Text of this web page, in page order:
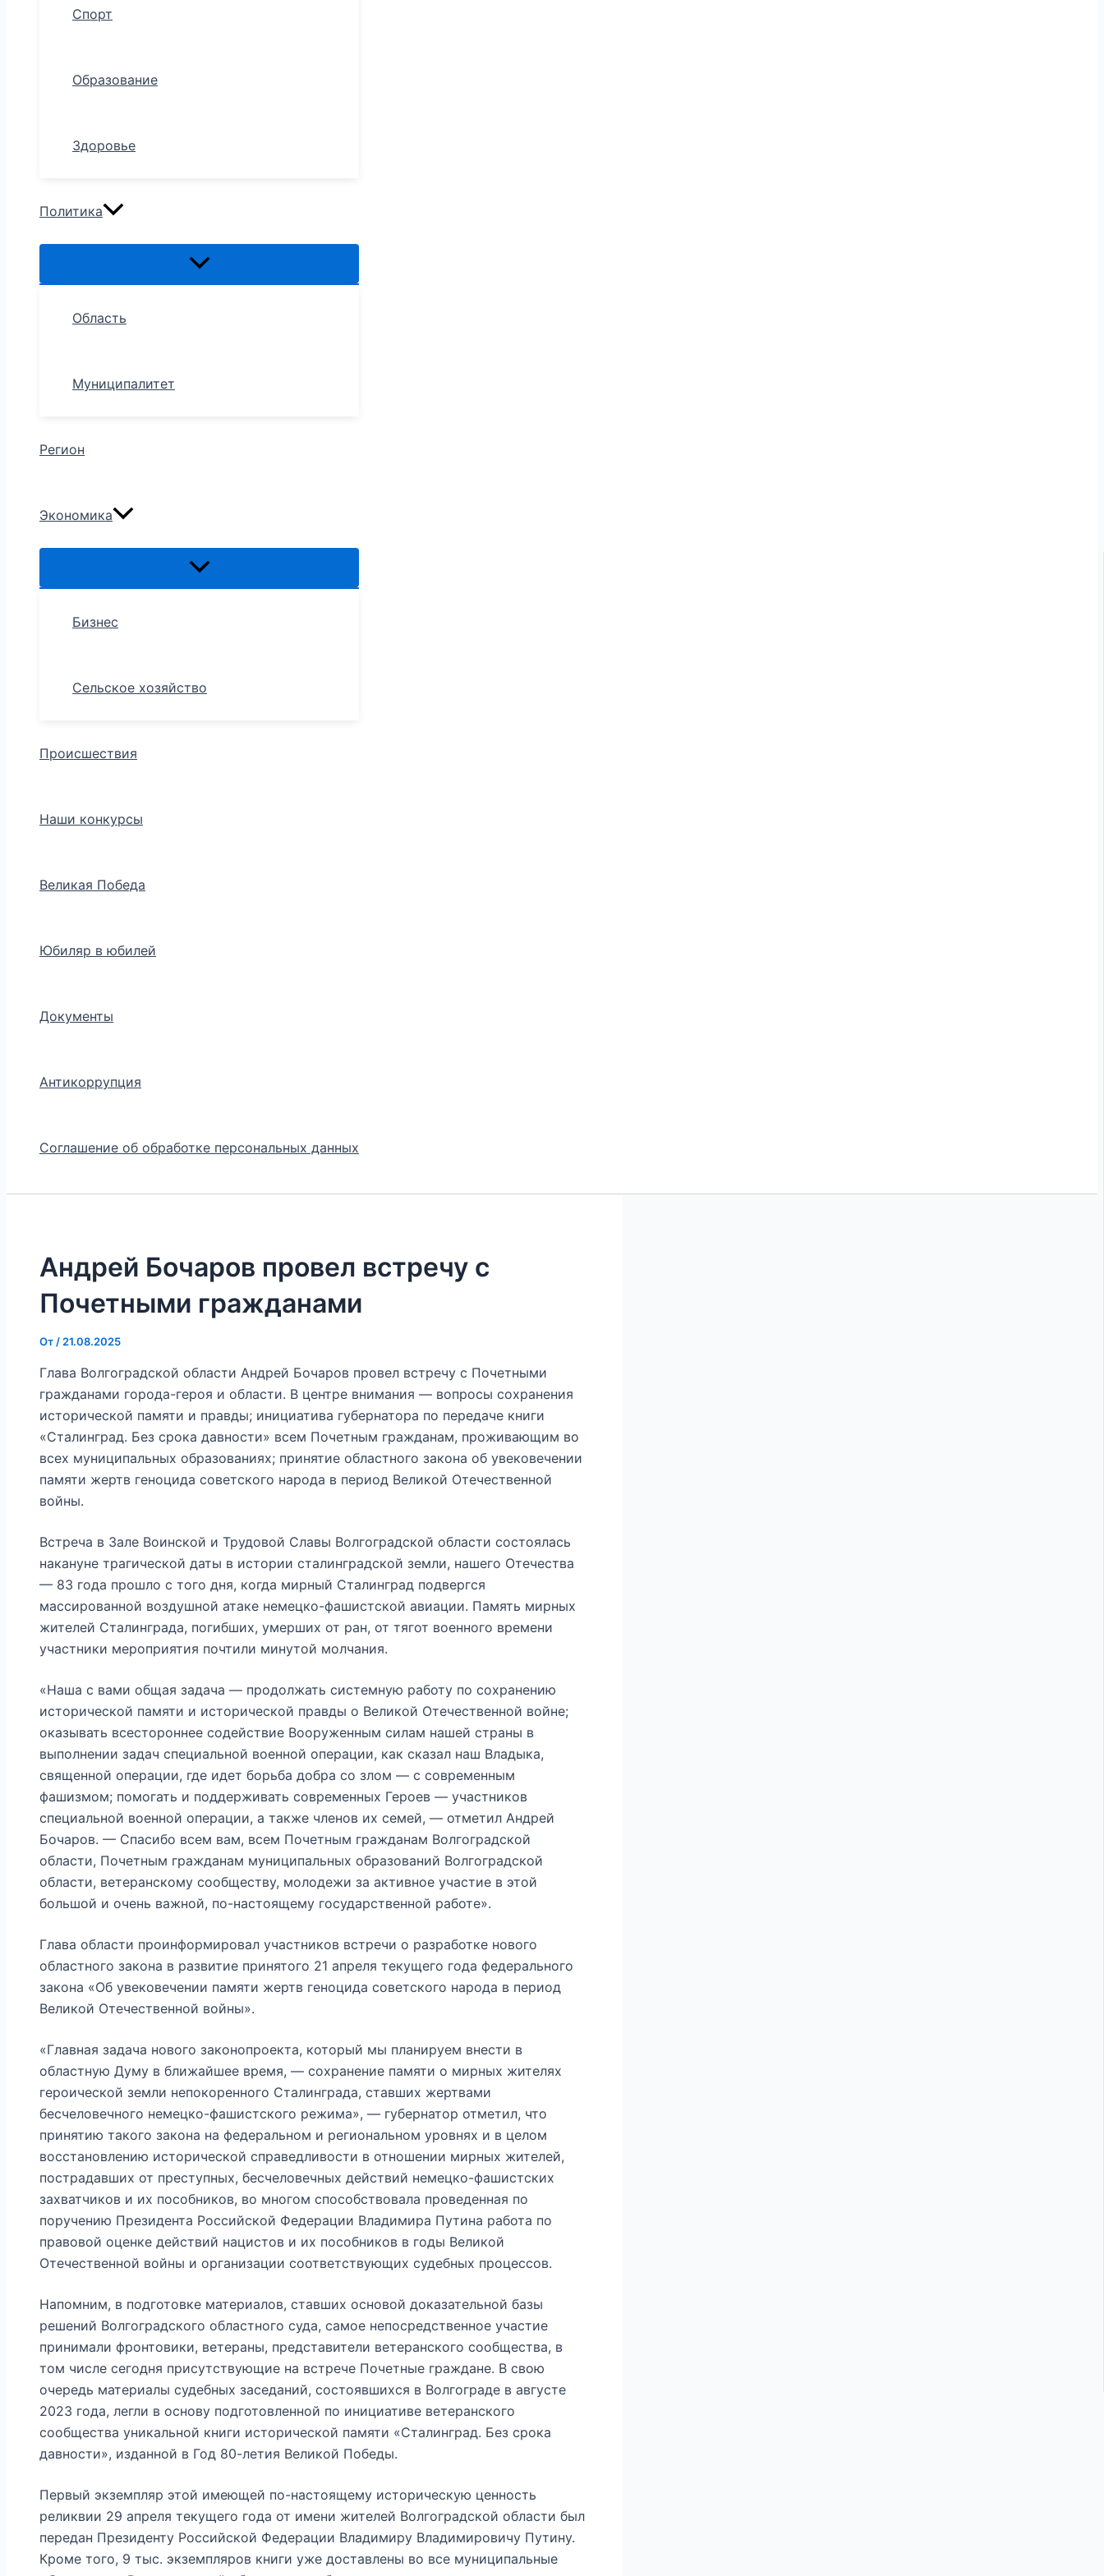
Спорт
Образование
Здоровье
Политика
Область
Муниципалитет
Регион
Экономика
Бизнес
Сельское хозяйство
Происшествия
Наши конкурсы
Великая Победа
Юбиляр в юбилей
Документы
Антикоррупция
Соглашение об обработке персональных данных
Андрей Бочаров провел встречу с
Почетными гражданами
От / 21.08.2025
Глава Волгоградской области Андрей Бочаров провел встречу с Почетными
гражданами города-героя и области. В центре внимания — вопросы сохранения
исторической памяти и правды; инициатива губернатора по передаче книги
«Сталинград. Без срока давности» всем Почетным гражданам, проживающим во
всех муниципальных образованиях; принятие областного закона об увековечении
памяти жертв геноцида советского народа в период Великой Отечественной
войны.
Встреча в Зале Воинской и Трудовой Славы Волгоградской области состоялась
накануне трагической даты в истории сталинградской земли, нашего Отечества
— 83 года прошло с того дня, когда мирный Сталинград подвергся
массированной воздушной атаке немецко-фашистской авиации. Память мирных
жителей Сталинграда, погибших, умерших от ран, от тягот военного времени
участники мероприятия почтили минутой молчания.
«Наша с вами общая задача — продолжать системную работу по сохранению
исторической памяти и исторической правды о Великой Отечественной войне;
оказывать всестороннее содействие Вооруженным силам нашей страны в
выполнении задач специальной военной операции, как сказал наш Владыка,
священной операции, где идет борьба добра со злом — с современным
фашизмом; помогать и поддерживать современных Героев — участников
специальной военной операции, а также членов их семей, — отметил Андрей
Бочаров. — Спасибо всем вам, всем Почетным гражданам Волгоградской
области, Почетным гражданам муниципальных образований Волгоградской
области, ветеранскому сообществу, молодежи за активное участие в этой
большой и очень важной, по-настоящему государственной работе».
Глава области проинформировал участников встречи о разработке нового
областного закона в развитие принятого 21 апреля текущего года федерального
закона «Об увековечении памяти жертв геноцида советского народа в период
Великой Отечественной войны».
«Главная задача нового законопроекта, который мы планируем внести в
областную Думу в ближайшее время, — сохранение памяти о мирных жителях
героической земли непокоренного Сталинграда, ставших жертвами
бесчеловечного немецко-фашистского режима», — губернатор отметил, что
принятию такого закона на федеральном и региональном уровнях и в целом
восстановлению исторической справедливости в отношении мирных жителей,
пострадавших от преступных, бесчеловечных действий немецко-фашистских
захватчиков и их пособников, во многом способствовала проведенная по
поручению Президента Российской Федерации Владимира Путина работа по
правовой оценке действий нацистов и их пособников в годы Великой
Отечественной войны и организации соответствующих судебных процессов.
Напомним, в подготовке материалов, ставших основой доказательной базы
решений Волгоградского областного суда, самое непосредственное участие
принимали фронтовики, ветераны, представители ветеранского сообщества, в
том числе сегодня присутствующие на встрече Почетные граждане. В свою
очередь материалы судебных заседаний, состоявшихся в Волгограде в августе
2023 года, легли в основу подготовленной по инициативе ветеранского
сообщества уникальной книги исторической памяти «Сталинград. Без срока
давности», изданной в Год 80-летия Великой Победы.
Первый экземпляр этой имеющей по-настоящему историческую ценность
реликвии 29 апреля текущего года от имени жителей Волгоградской области был
передан Президенту Российской Федерации Владимиру Владимировичу Путину.
Кроме того, 9 тыс. экземпляров книги уже доставлены во все муниципальные